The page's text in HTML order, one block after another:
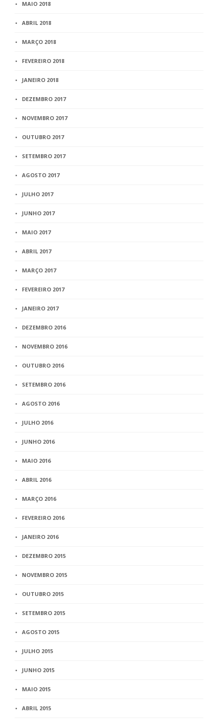
MAIO 2018
ABRIL 2018
MARÇO 2018
FEVEREIRO 2018
JANEIRO 2018
DEZEMBRO 2017
NOVEMBRO 2017
OUTUBRO 2017
SETEMBRO 2017
AGOSTO 2017
JULHO 2017
JUNHO 2017
MAIO 2017
ABRIL 2017
MARÇO 2017
FEVEREIRO 2017
JANEIRO 2017
DEZEMBRO 2016
NOVEMBRO 2016
OUTUBRO 2016
SETEMBRO 2016
AGOSTO 2016
JULHO 2016
JUNHO 2016
MAIO 2016
ABRIL 2016
MARÇO 2016
FEVEREIRO 2016
JANEIRO 2016
DEZEMBRO 2015
NOVEMBRO 2015
OUTUBRO 2015
SETEMBRO 2015
AGOSTO 2015
JULHO 2015
JUNHO 2015
MAIO 2015
ABRIL 2015